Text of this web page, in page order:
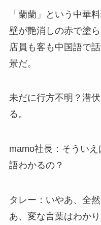
「蘭蘭」という中華料
壁が艶消しの赤で塗
店員も客も中国語で
景だ。
未だに行方不明？潜
る。
mamo社長：そうい
語わかるの？
タレー：いやあ、全
あ、変な言葉はわかり